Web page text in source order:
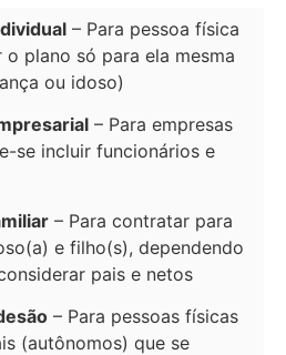
– Para pessoa física
plano só para ela mesma
ou idoso)
– Para empresas
se incluir funcionários e
– Para contratar para
e filho(s), dependendo
pais e netos
– Para pessoas físicas
(autônomos) que se